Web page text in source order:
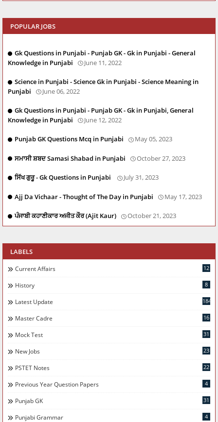
POPULAR JOBS
Gk Questions in Punjabi - Punjab GK - Gk in Punjabi - General
Knowledge in Punjabi
June 11, 2022
Science in Punjabi - Science Gk in Punjabi - Science Meaning in
Punjabi
June 06, 2022
Gk Questions in Punjabi - Punjab GK - Gk in Punjabi, General
Knowledge in Punjabi
June 12, 2022
Punjab GK Questions Mcq in Punjabi May 05, 2023
ਸਮਾਸੀ ਸ਼ਬਦ Samasi Shabad in Punjabi October 27, 2023
ਸਿੱਖ ਗੁਰੂ - Gk Questions in Punjabi July 31, 2023
Ajj Da Vichaar - Thought of The Day in Punjabi May 17, 2023
ਪੰਜਾਬੀ ਕਹਾਣੀਕਾਰ ਅਜੀਤ ਕੌਰ (Ajit Kaur) October 21, 2023
LABELS
Current Affairs 12
History 8
Latest Update 184
Master Cadre 16
Mock Test 31
New Jobs 23
PSTET Notes 22
Previous Year Question Papers 4
Punjab GK 31
Punjabi Grammar 4